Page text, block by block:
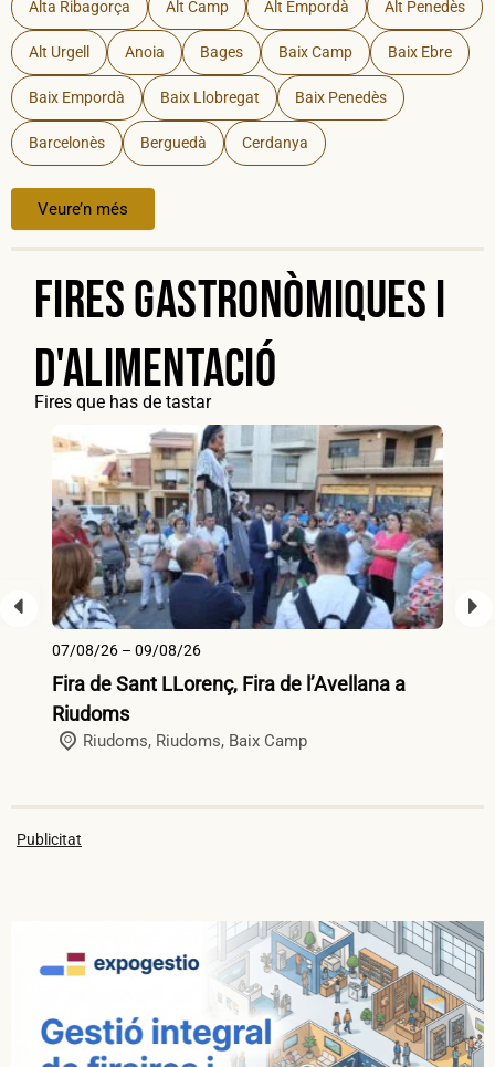
Alta Ribagorça Alt Camp Alt Empordà Alt Penedès
Alt Urgell Anoia Bages Baix Camp Baix Ebre
Baix Empordà Baix Llobregat Baix Penedès
Barcelonès Berguedà Cerdanya
Veure’n més
Fires gastronòmiques i
d'alimentació
Fires que has de tastar
07/08/26 – 09/08/26
Fira de Sant LLorenç, Fira de l’Avellana a
Riudoms
Riudoms, Riudoms, Baix Camp
Publicitat